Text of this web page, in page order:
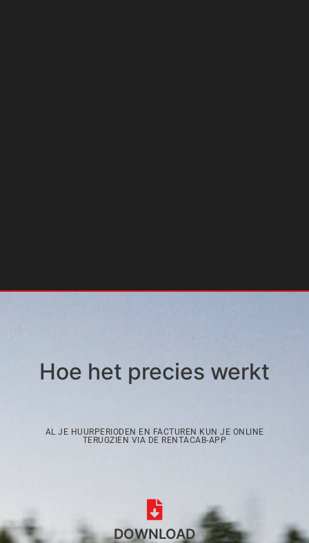
Hoe het precies werkt
AL JE HUURPERIODEN EN FACTUREN KUN JE ONLINE
TERUGZIEN VIA DE RENTACAB-APP
DOWNLOAD